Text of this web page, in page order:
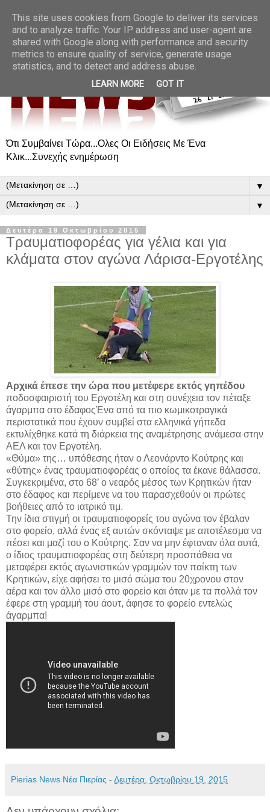
Ότι Συμβαίνει Τώρα...Ολες Οι Ειδήσεις Με Ένα
Κλικ...Συνεχής ενημέρωση
▼
▼
Δευτέρα 19 Οκτωβρίου 2015
Τραυματιοφορέας για γέλια και για
κλάματα στον αγώνα Λάρισα-Εργοτέλης
Αρχικά έπεσε την ώρα που μετέφερε εκτός γηπέδου
ποδοσφαιριστή του Εργοτέλη και στη συνέχεια τον πέταξε
άγαρμπα στο έδαφοςΈνα από τα πιο κωμικοτραγικά
περιστατικά που έχουν συμβεί στα ελληνικά γήπεδα
εκτυλίχθηκε κατά τη διάρκεια της αναμέτρησης ανάμεσα στην
ΑΕΛ και τον Εργοτέλη.
«Θύμα» της… υπόθεσης ήταν ο Λεονάρντο Κούτρης και
«θύτης» ένας τραυματιοφορέας ο οποίος τα έκανε θάλασσα.
Συγκεκριμένα, στο 68’ ο νεαρός μέσος των Κρητικών ήταν
στο έδαφος και περίμενε να του παρασχεθούν οι πρώτες
βοήθειες από το ιατρικό τιμ.
Την ίδια στιγμή οι τραυματιοφορείς του αγώνα τον έβαλαν
στο φορείο, αλλά ένας εξ αυτών σκόνταψε με αποτέλεσμα να
πέσει και μαζί του ο Κούτρης. Σαν να μην έφταναν όλα αυτά,
ο ίδιος τραυματιοφορέας στη δεύτερη προσπάθεια να
μεταφέρει εκτός αγωνιστικών γραμμών τον παίκτη των
Κρητικών, είχε αφήσει το μισό σώμα του 20χρονου στον
αέρα και τον άλλο μισό στο φορείο και όταν με τα πολλά τον
έφερε στη γραμμή του άουτ, άφησε το φορείο εντελώς
άγαρμπα!
Pierias News Νέα Πιερίας - Δευτέρα, Οκτωβρίου 19, 2015
This site uses cookies from Google to deliver its services
and to analyze traffic. Your IP address and user-agent are
shared with Google along with performance and security
metrics to ensure quality of service, generate usage
statistics, and to detect and address abuse.
LEARN MORE GOT IT